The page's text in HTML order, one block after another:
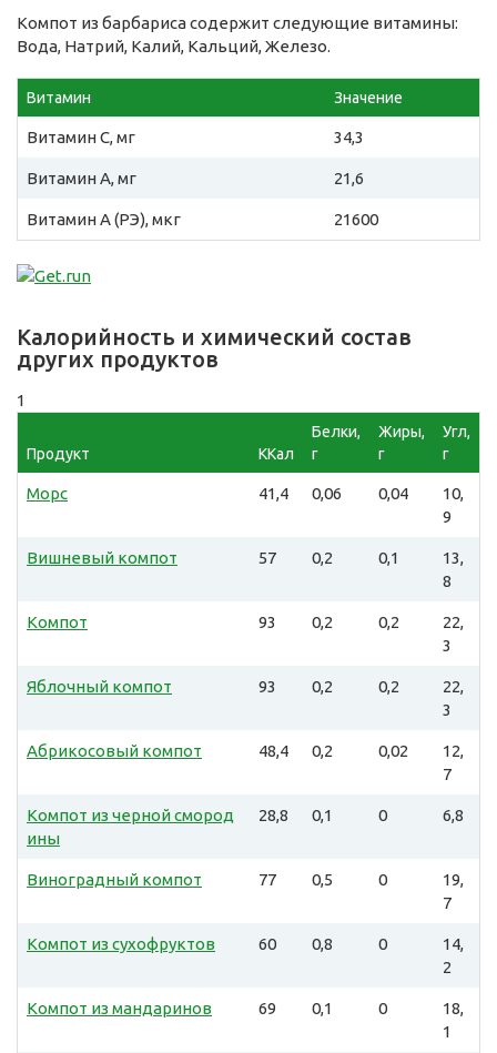
Компот из барбариса содержит следующие витамины:
Вода, Натрий, Калий, Кальций, Железо.
Витамин Значение
Витамин C, мг 34,3
Витамин A, мг 21,6
Витамин A (РЭ), мкг 21600
Калорийность и химический состав
других продуктов
1
Продукт ККал
Белки,
г
Жиры,
г
Угл,
г
Морс 41,4 0,06 0,04
10,
9
Вишневый компот 57 0,2 0,1
13,
8
Компот 93 0,2 0,2
22,
3
Яблочный компот 93 0,2 0,2
22,
3
Абрикосовый компот 48,4 0,2 0,02
12,
7
Компот из черной смород
ины
28,8 0,1 0 6,8
Виноградный компот 77 0,5 0
19,
7
Компот из сухофруктов 60 0,8 0
14,
2
Компот из мандаринов 69 0,1 0
18,
1